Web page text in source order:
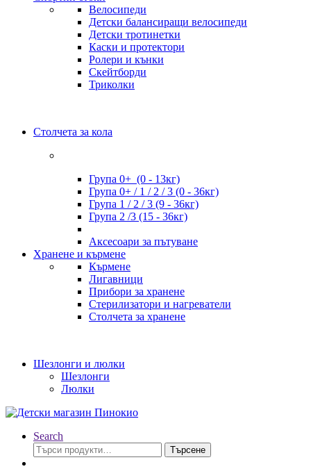
Велосипеди
Детски балансиращи велосипеди
Детски тротинетки
Каски и протектори
Ролери и кънки
Скейтборди
Триколки
Столчета за кола
Група 0+ (0 - 13кг)
Група 0+ / 1 / 2 / 3 (0 - 36кг)
Група 1 / 2 / 3 (9 - 36кг)
Група 2 /3 (15 - 36кг)
Аксесоари за пътуване
Хранене и кърмене
Кърмене
Лигавници
Прибори за хранене
Стерилизатори и нагреватели
Столчета за хранене
Шезлонги и люлки
Шезлонги
Люлки
Search
Търсене
за:
Търсене